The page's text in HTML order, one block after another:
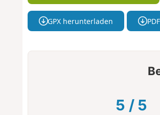
GPX herunterladen
5 / 5